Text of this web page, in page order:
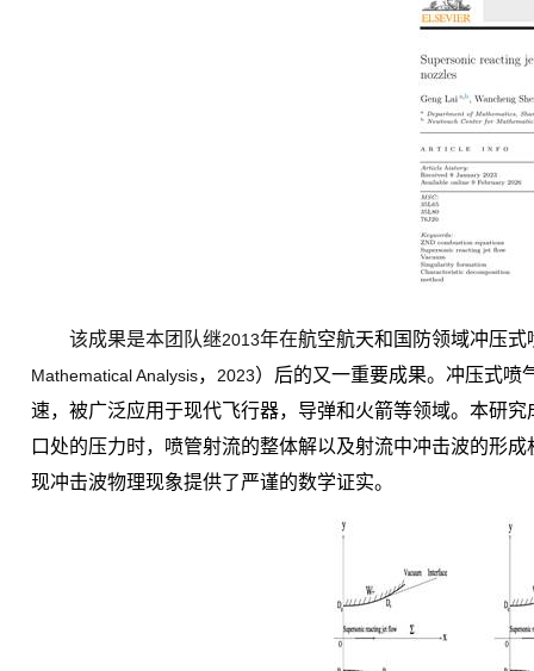
该成果是本团队继2013年在航空航天和国防领域冲压
Mathematical Analysis， 2023）后的又一重要成果。冲压式喷
速，被广泛应用于现代飞行器，导弹和火箭等领域。本研
口处的压力时，喷管射流的整体解以及射流中冲击波的形
现冲击波物理现象提供了严谨的数学证实。